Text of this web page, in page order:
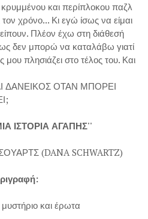
και περίπλοκου παζλ
τον χρόνο... Κι εγώ ίσως να είμαι
Πλέον έχω στη διάθεσή
δεν μπορώ να καταλάβω γιατί
πλησιάζει στο τέλος του. Και
ΔΑΝΕΙΚΟΣ ΟΤΑΝ ΜΠΟΡΕΙ
ΙΣΤΟΡΙΑ ΑΓΑΠΗΣ''
(DANA SCHWARTZ)
μυστήριο και έρωτα